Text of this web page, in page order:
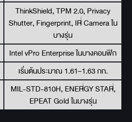
ThinkShield, TPM 2.0, Privacy
Shutter, Fingerprint, IR Camera ใน
บางรุ่น
Intel vPro Enterprise ในบางคอนฟิก
เริ่มต้นประมาณ 1.61–1.63 กก.
MIL-STD-810H, ENERGY STAR,
EPEAT Gold ในบางรุ่น